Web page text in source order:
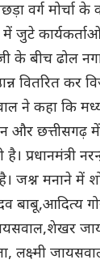
वर्ग मोर्चा के
कार्यकर्ताओं
के बीच ढोल
वितरित
ने कहा कि
और छत्तीसगढ़
प्रधानमंत्री
जश्न मनाने में
बाबू,आदित्य
लक्ष्मी